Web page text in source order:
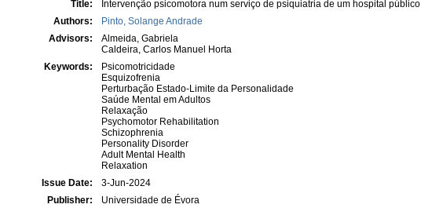
Title:
Intervenção psicomotora num serviço de psiquiatria de um hospital público
Authors:
Pinto, Solange Andrade
Advisors:
Almeida, Gabriela
Caldeira, Carlos Manuel Horta
Keywords:
Psicomotricidade
Esquizofrenia
Perturbação Estado-Limite da Personalidade
Saúde Mental em Adultos
Relaxação
Psychomotor Rehabilitation
Schizophrenia
Personality Disorder
Adult Mental Health
Relaxation
Issue Date:
3-Jun-2024
Publisher:
Universidade de Évora